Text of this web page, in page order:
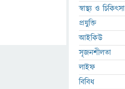
স্বাস্থ্য ও চিকিৎসা
প্রযুক্তি
আইকিউ
সৃজনশীলতা
লাইফ
বিবিধ